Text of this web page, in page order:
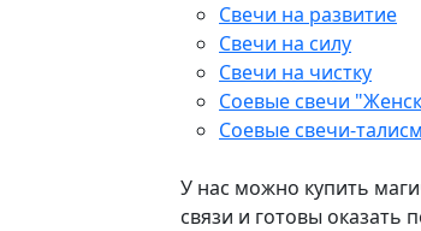
Свечи на развитие
Свечи на силу
Свечи на чистку
Соевые свечи
Соевые свечи-
У нас можно купить
связи и готовы оказать